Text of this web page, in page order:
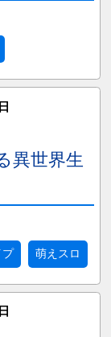
異世界生
プ 萌えスロ